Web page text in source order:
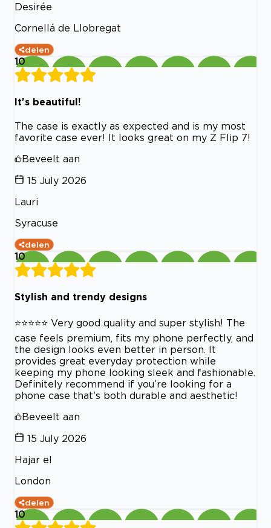
Desirée
Cornellá de Llobregat
delen
10
It's beautiful!
The case is exactly as expected and is my most
favorite case ever! It looks great on my Z Flip 7!
Beveelt aan
15 July 2026
Lauri
Syracuse
delen
10
Stylish and trendy designs
⭐️⭐️⭐️⭐️⭐️ Very good quality and super stylish! The
case feels premium, fits my phone perfectly, and
the design looks even better in person. It
provides great everyday protection while
keeping my phone looking sleek and fashionable.
Definitely recommend if you’re looking for a
phone case that’s both durable and aesthetic!
Beveelt aan
15 July 2026
Hajar el
London
delen
10